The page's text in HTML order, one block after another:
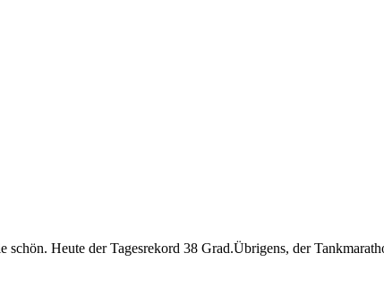
Heute der Tagesrekord 38 Grad.Übrigens, der